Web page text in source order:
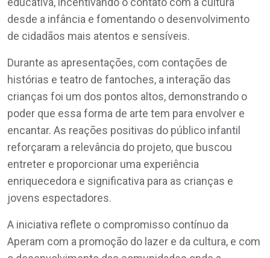
desde a infância e fomentando o desenvolvimento
de cidadãos mais atentos e sensíveis.
Durante as apresentações, com contações de
histórias e teatro de fantoches, a interação das
crianças foi um dos pontos altos, demonstrando o
poder que essa forma de arte tem para envolver e
encantar. As reações positivas do público infantil
reforçaram a relevância do projeto, que buscou
entreter e proporcionar uma experiência
enriquecedora e significativa para as crianças e
jovens espectadores.
A iniciativa reflete o compromisso contínuo da
Aperam com a promoção do lazer e da cultura, e com